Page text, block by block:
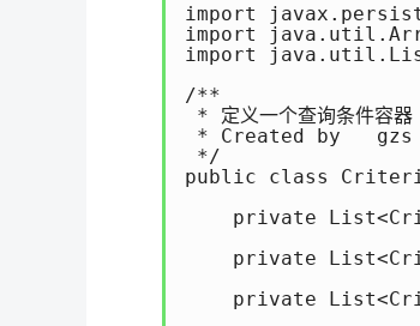
import
import
import
/**
* 定义一个查询条件容器
* Created by   gzs
*/
public class
private
private
private